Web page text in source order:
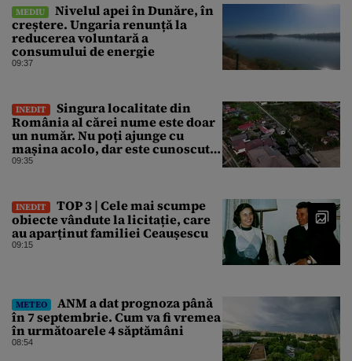
MEDIU
Nivelul apei în Dunăre, în
creștere. Ungaria renunță la
reducerea voluntară a
consumului de energie
09:37
INEDIT
Singura localitate din
România al cărei nume este doar
un număr. Nu poți ajunge cu
mașina acolo, dar este cunoscută
în lumea întreagă
09:35
INEDIT
TOP 3 | Cele mai scumpe
obiecte vândute la licitație, care
au aparținut familiei Ceaușescu
09:15
METEO
ANM a dat prognoza până
în 7 septembrie. Cum va fi vremea
în următoarele 4 săptămâni
08:54